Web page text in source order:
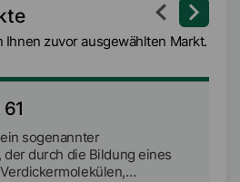
Ihnen zuvor ausgewählten Markt.
ein sogenannter
durch die Bildung eines